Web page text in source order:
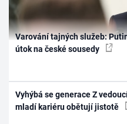
Varování tajných služeb:
útok na české sousedy
Vyhýbá se generace Z
mladí kariéru obětují jistotě